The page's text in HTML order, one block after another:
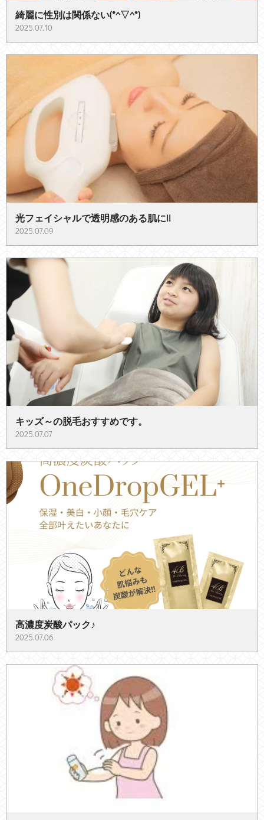
綺麗に性別は関係ない(*^▽^*)
2025.07.10
光フェイシャルで透明感のある肌に!!
2025.07.09
キッズ～の脱毛おすすめです。
2025.07.07
高濃度炭酸パック♪
2025.07.06